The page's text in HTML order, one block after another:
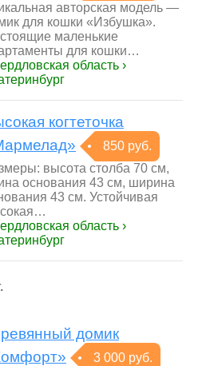
авторская модель —
для кошки «Избушка».
маленькие
для кошки…
область ›
когтеточка
850 руб.
высота столба 70 см,
основания 43 см, ширина
43 см. Устойчивая
область ›
домик
3 000 руб.